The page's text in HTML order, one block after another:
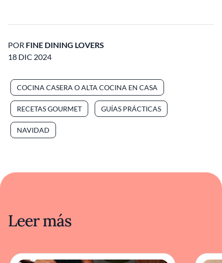
POR FINE DINING LOVERS
18 DIC 2024
COCINA CASERA O ALTA COCINA EN CASA
RECETAS GOURMET GUÍAS PRÁCTICAS
NAVIDAD
Leer más